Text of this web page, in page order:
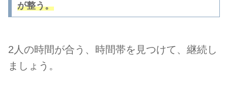
が整う。
2人の時間が合う、時間帯を見つけて、継続し
ましょう。